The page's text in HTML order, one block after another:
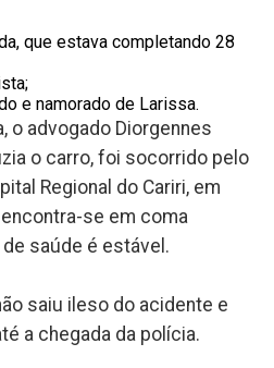
que estava completando 28
e namorado de Larissa.
o advogado Diorgennes
o carro, foi socorrido pelo
Regional do Cariri, em
se em coma
saúde é estável.
saiu ileso do acidente e
a chegada da polícia.